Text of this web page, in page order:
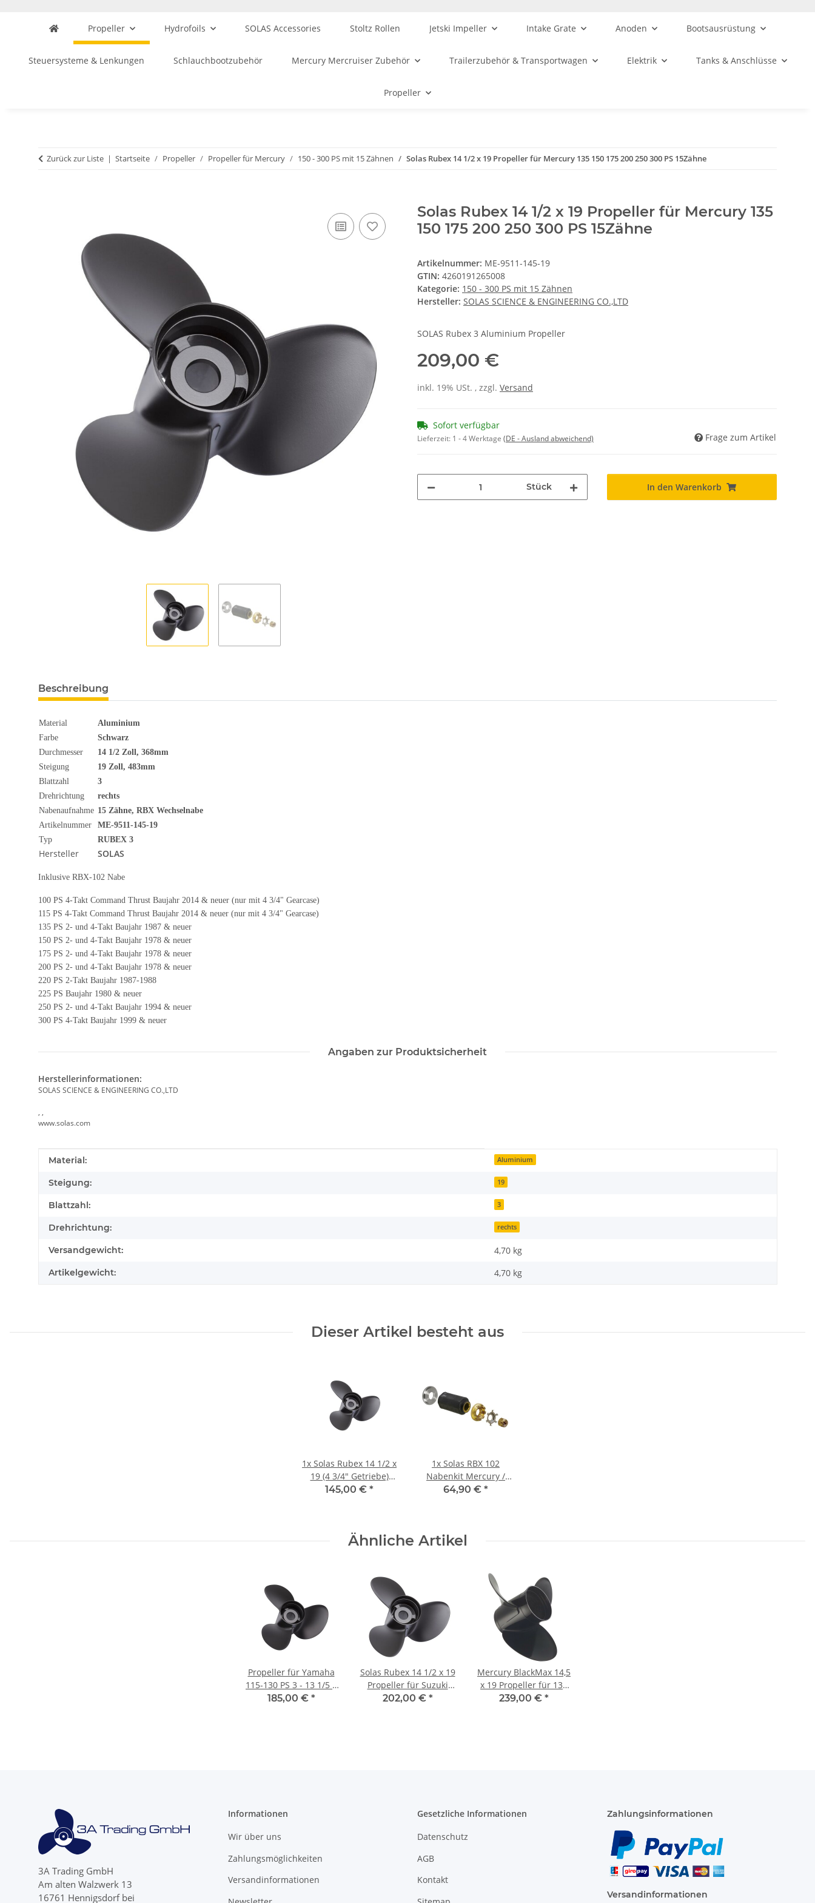
Propeller Hydrofoils SOLAS Accessories Stoltz Rollen Jetski Impeller Intake Grate Anoden Bootsausrüstung
Steuersysteme & Lenkungen Schlauchbootzubehör Mercury Mercruiser Zubehör Trailerzubehör & Transportwagen Elektrik Tanks & Anschlüsse
Propeller
Zurück zur Liste Startseite Propeller Propeller für Mercury 150 - 300 PS mit 15 Zähnen Solas Rubex 14 1/2 x 19 Propeller für Mercury 135 150 175 200 250 300 PS 15Zähne
Solas Rubex 14 1/2 x 19 Propeller für Mercury 135
150 175 200 250 300 PS 15Zähne
Artikelnummer: ME-9511-145-19
GTIN: 4260191265008
Kategorie: 150 - 300 PS mit 15 Zähnen
Hersteller: SOLAS SCIENCE & ENGINEERING CO.,LTD
SOLAS Rubex 3 Aluminium Propeller
209,00 €
inkl. 19% USt. , zzgl. Versand
Sofort verfügbar
Lieferzeit: 1 - 4 Werktage (DE - Ausland abweichend) Frage zum Artikel
Stück In den Warenkorb
Beschreibung
Material
Aluminium
Farbe
Schwarz
Durchmesser
14 1/2 Zoll, 368mm
Steigung
19 Zoll, 483mm
Blattzahl
3
Drehrichtung
rechts
Nabenaufnahme 15 Zähne, RBX Wechselnabe
Artikelnummer
ME-9511-145-19
Typ
RUBEX 3
Hersteller SOLAS
Inklusive RBX-102 Nabe
100 PS 4-Takt Command Thrust Baujahr 2014 & neuer (nur mit 4 3/4" Gearcase)
115 PS 4-Takt Command Thrust Baujahr 2014 & neuer (nur mit 4 3/4" Gearcase)
135 PS 2- und 4-Takt Baujahr 1987 & neuer
150 PS 2- und 4-Takt Baujahr 1978 & neuer
175 PS 2- und 4-Takt Baujahr 1978 & neuer
200 PS 2- und 4-Takt Baujahr 1978 & neuer
220 PS 2-Takt Baujahr 1987-1988
225 PS Baujahr 1980 & neuer
250 PS 2- und 4-Takt Baujahr 1994 & neuer
300 PS 4-Takt Baujahr 1999 & neuer
Angaben zur Produktsicherheit
Herstellerinformationen:
SOLAS SCIENCE & ENGINEERING CO.,LTD
, ,
www.solas.com
Produkteigenschaft
Wert
Material: Aluminium
Steigung: 19
Blattzahl: 3
Drehrichtung: rechts
Versandgewicht: 4,70 kg
Artikelgewicht: 4,70 kg
Dieser Artikel besteht aus
1x Solas Rubex 14 1/2 x
19 (4 3/4" Getriebe)
135-300 PS
145,00 € *
1x Solas RBX 102
Nabenkit Mercury /
Mercruiser 70-300 PS
64,90 € *
Ähnliche Artikel
Propeller für Yamaha
115-130 PS 3 - 13 1/5 x
19 mit 15 Zähnen
185,00 € *
Solas Rubex 14 1/2 x 19
Propeller für Suzuki
150 175 200 225 250
202,00 € *
Mercury BlackMax 14,5
x 19 Propeller für 135
150 175 200 225 250
239,00 € *
3A Trading GmbH
Am alten Walzwerk 13
16761 Hennigsdorf bei
Informationen
Wir über uns
Zahlungsmöglichkeiten
Versandinformationen
Gesetzliche Informationen
Datenschutz
AGB
Kontakt
Zahlungsinformationen
Versandinformationen